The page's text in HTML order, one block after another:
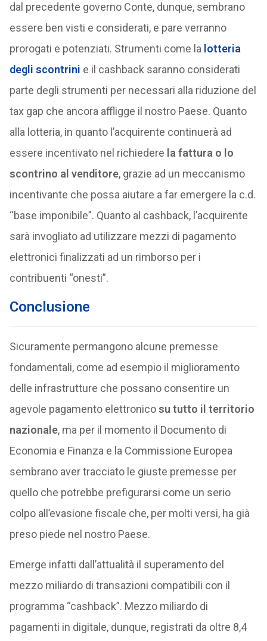
dal precedente governo Conte, dunque, sembrano
essere ben visti e considerati, e pare verranno
prorogati e potenziati. Strumenti come la lotteria
degli scontrini e il cashback saranno considerati
parte degli strumenti per necessari alla riduzione del
tax gap che ancora affligge il nostro Paese. Quanto
alla lotteria, in quanto l’acquirente continuerà ad
essere incentivato nel richiedere la fattura o lo
scontrino al venditore, grazie ad un meccanismo
incentivante che possa aiutare a far emergere la c.d.
“base imponibile”. Quanto al cashback, l’acquirente
sarà invogliato ad utilizzare mezzi di pagamento
elettronici finalizzati ad un rimborso per i
contribuenti “onesti”.
Conclusione
Sicuramente permangono alcune premesse
fondamentali, come ad esempio il miglioramento
delle infrastrutture che possano consentire un
agevole pagamento elettronicosu tutto il territorio
nazionale, ma per il momento il Documento di
Economia e Finanza e la Commissione Europea
sembrano aver tracciato le giuste premesse per
quello che potrebbe prefigurarsi come un serio
colpo all’evasione fiscale che, per molti versi, ha già
preso piede nel nostro Paese.
Emerge infatti dall’attualità il superamento del
mezzo miliardo di transazioni compatibili con il
programma “cashback”. Mezzo miliardo di
pagamenti in digitale, dunque, registrati da oltre 8,4